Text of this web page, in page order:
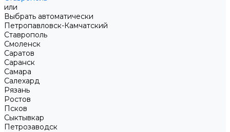
или
Выбрать автоматически
Петропавловск-Камчатский
Ставрополь
Смоленск
Саратов
Саранск
Самара
Салехард
Рязань
Ростов
Псков
Сыктывкар
Петрозаводск